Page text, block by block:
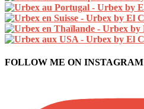
FOLLOW ME ON INSTAGRAM